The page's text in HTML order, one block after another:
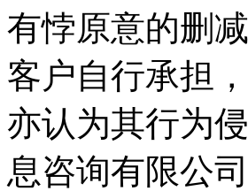
有悖原意的删
客户自行承担
亦认为其行为
息咨询有限公